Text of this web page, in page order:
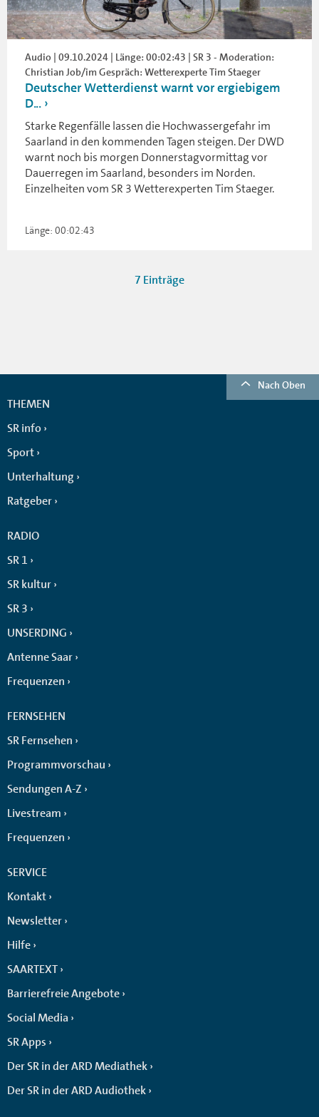
Audio | 09.10.2024 | Länge: 00:02:43 | SR 3 - Moderation:
Christian Job/im Gespräch: Wetterexperte Tim Staeger
Deutscher Wetterdienst warnt vor ergiebigem
D...
Starke Regenfälle lassen die Hochwassergefahr im
Saarland in den kommenden Tagen steigen. Der DWD
warnt noch bis morgen Donnerstagvormittag vor
Dauerregen im Saarland, besonders im Norden.
Einzelheiten vom SR 3 Wetterexperten Tim Staeger.
Länge: 00:02:43
7 Einträge
Nach Oben
THEMEN
SR info
Sport
Unterhaltung
Ratgeber
RADIO
SR 1
SR kultur
SR 3
UNSERDING
Antenne Saar
Frequenzen
FERNSEHEN
SR Fernsehen
Programmvorschau
Sendungen A-Z
Livestream
Frequenzen
SERVICE
Kontakt
Newsletter
Hilfe
SAARTEXT
Barrierefreie Angebote
Social Media
SR Apps
Der SR in der ARD Mediathek
Der SR in der ARD Audiothek